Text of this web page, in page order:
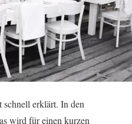
schnell erklärt. In den
wird für einen kurzen